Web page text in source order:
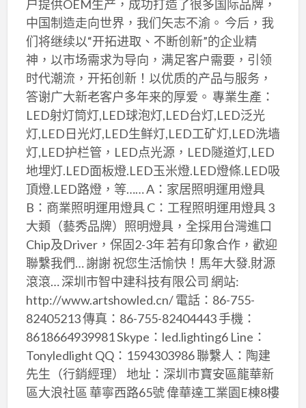
户提供OEM生产，成功打造了很多国际品牌，
中国制造走向世界，我们矢志不渝。 今后，我
们将继续以“开拓进取、不断创新”的企业精
神，以市场需求为导向，满足客户需要，引领
时代潮流，开拓创新！以优质的产品与服务，
答谢广大新老客户多年来的厚爱。 專業生產：
LED射灯筒灯,LED球泡灯,LED台灯,LED泛光
灯,LED日光灯,LED生鲜灯,LED工矿灯,LED洗墙
灯,LED护栏管，LED点光源，LED隧道灯,LED
地埋灯.LED面板燈.LED玉米燈.LED燈條.LED吸
頂燈.LED路燈，等…… A：家居照明運用燈具
B：商業照明運用燈具 C：工程照明運用燈具 3
大類（藝秀品牌）照明燈具，全採用台灣進口
Chip及Driver，保固2-3年 若有印象合作，歡迎
聯繫我們… 謝謝 祝您生活愉快！馬年大發.財源
滾滾… 深圳市智中建科技有限公司 網站:
http://www.artshowled.cn/ 電話：86-755-
82405213 傳真：86-755-82404443 手機：
8618664939981 Skype：led.lighting6 Line：
Tonyledlight QQ：1594303986 聯繫人：陶建
先生（行銷經理） 地址：深圳市寶安區龍華新
區大浪社區 華寧西路65號 偉華達工業園E棟8樓